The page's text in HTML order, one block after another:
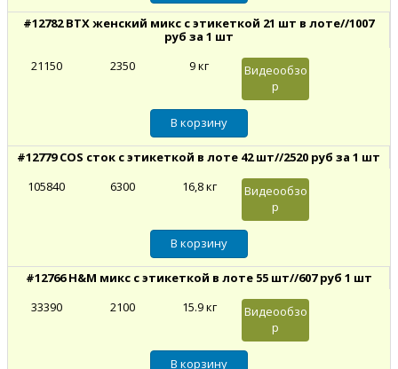
#12782 BTX женский микс с этикеткой 21 шт в лоте//1007
руб за 1 шт
21150
2350 9 кг
Видеообзо
р
#12779 COS сток с этикеткой в лоте 42 шт//2520 руб за 1 шт
105840
6300 16,8 кг
Видеообзо
р
#12766 H&M микс с этикеткой в лоте 55 шт//607 руб 1 шт
33390
2100 15.9 кг
Видеообзо
р